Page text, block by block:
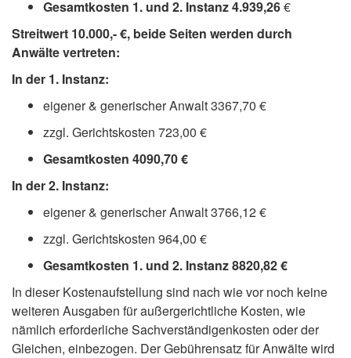
Gesamtkosten 1. und 2. Instanz 4.939,26€
Streitwert 10.000,- €, beide Seiten werden durch
Anwälte vertreten:
In der 1. Instanz:
eigener & generischer Anwalt 3367,70 €
zzgl. Gerichtskosten 723,00 €
Gesamtkosten 4090,70 €
In der 2. Instanz:
eigener & generischer Anwalt 3766,12 €
zzgl. Gerichtskosten 964,00 €
Gesamtkosten 1. und 2. Instanz 8820,82 €
In dieser Kostenaufstellung sind nach wie vor noch keine
weiteren Ausgaben für außergerichtliche Kosten, wie
nämlich erforderliche Sachverständigenkosten oder der
Gleichen, einbezogen. Der Gebührensatz für Anwälte wird